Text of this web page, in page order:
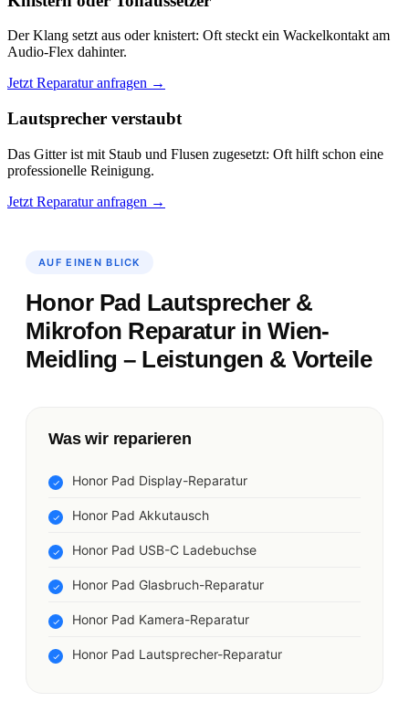
Der Klang setzt aus oder knistert: Oft steckt ein Wackelkontakt am
Audio-Flex dahinter.
Jetzt Reparatur anfragen →
Lautsprecher verstaubt
Das Gitter ist mit Staub und Flusen zugesetzt: Oft hilft schon eine
professionelle Reinigung.
Jetzt Reparatur anfragen →
AUF EINEN BLICK
Honor Pad Lautsprecher &
Mikrofon Reparatur in Wien-
Meidling – Leistungen & Vorteile
Was wir reparieren
Honor Pad Display-Reparatur
Honor Pad Akkutausch
Honor Pad USB-C Ladebuchse
Honor Pad Glasbruch-Reparatur
Honor Pad Kamera-Reparatur
Honor Pad Lautsprecher-Reparatur